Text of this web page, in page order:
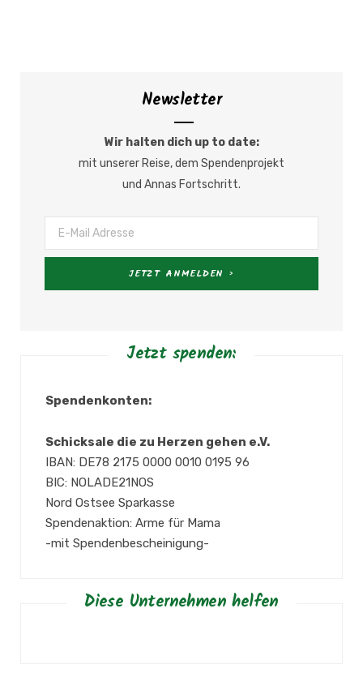
Newsletter
Wir halten dich up to date:
mit unserer Reise, dem Spendenprojekt
und Annas Fortschritt.
Jetzt spenden:
Spendenkonten:
Schicksale die zu Herzen gehen e.V.
IBAN: DE78 2175 0000 0010 0195 96
BIC: NOLADE21NOS
Nord Ostsee Sparkasse
Spendenaktion: Arme für Mama
-mit Spendenbescheinigung-
Diese Unternehmen helfen